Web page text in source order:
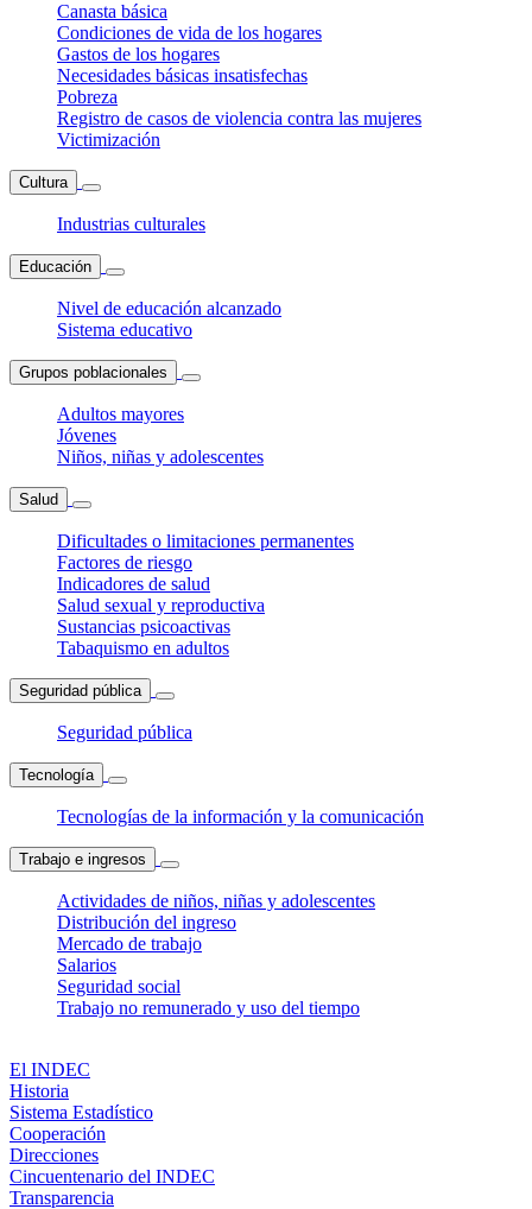
Canasta básica
Condiciones de vida de los hogares
Gastos de los hogares
Necesidades básicas insatisfechas
Pobreza
Registro de casos de violencia contra las mujeres
Victimización
Cultura
Industrias culturales
Educación
Nivel de educación alcanzado
Sistema educativo
Grupos poblacionales
Adultos mayores
Jóvenes
Niños, niñas y adolescentes
Salud
Dificultades o limitaciones permanentes
Factores de riesgo
Indicadores de salud
Salud sexual y reproductiva
Sustancias psicoactivas
Tabaquismo en adultos
Seguridad pública
Seguridad pública
Tecnología
Tecnologías de la información y la comunicación
Trabajo e ingresos
Actividades de niños, niñas y adolescentes
Distribución del ingreso
Mercado de trabajo
Salarios
Seguridad social
Trabajo no remunerado y uso del tiempo
El INDEC
Historia
Sistema Estadístico
Cooperación
Direcciones
Cincuentenario del INDEC
Transparencia